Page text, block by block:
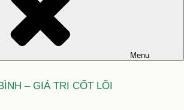
Menu
– GIÁ TRỊ CỐT LÕI